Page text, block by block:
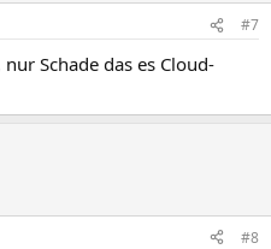
#7
Schade das es Cloud-
#8